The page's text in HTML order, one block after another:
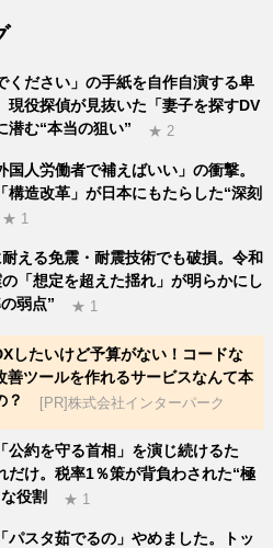
ください」の手紙を自作自演する卑
現役探偵が見抜いた「妻子を探すDV
潜む“本当の狙い”
★ 2
国人労働者で補えばいい」の衝撃。
構造改革」が日本にもたらした“深刻
★ 1
耐える免震・耐震技術でも破損。令和
「想定を超えた揺れ」が明らかにし
弱点”
★ 1
したいけど予算がない！コードな
善ツールを作れるサービスなんて本
？
[PR]株式会社インターパーク
公約を守る首相」を演じ続けるた
だけ。税率1％策が背負わされた“極
役割
★ 1
パスタ茹でるの」やめました。トッ